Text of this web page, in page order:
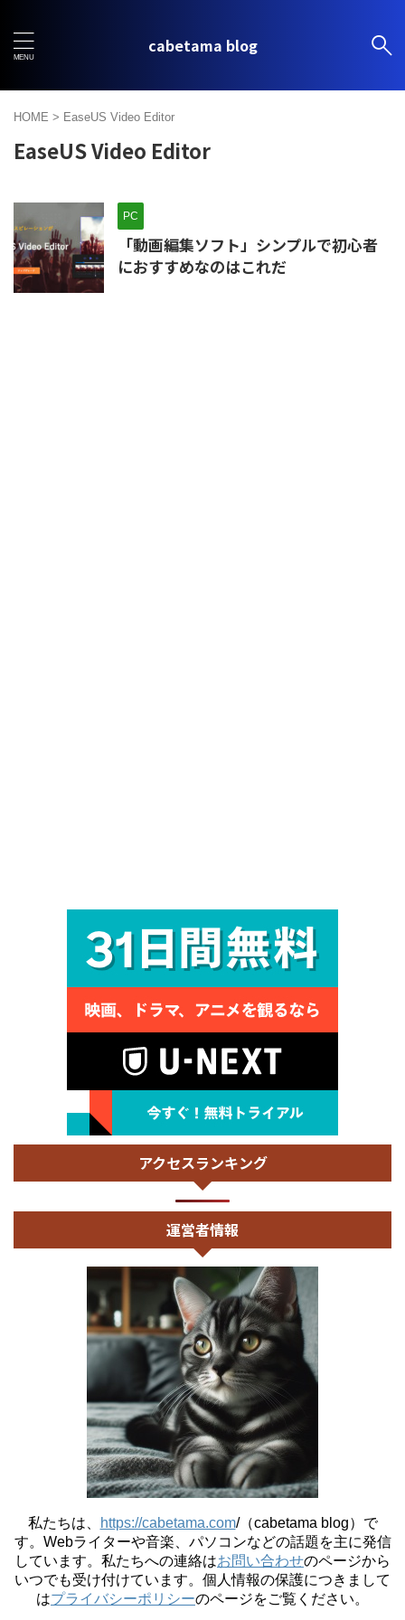
cabetama blog
HOME > EaseUS Video Editor
EaseUS Video Editor
PC
「動画編集ソフト」シンプルで初心者
におすすめなのはこれだ
アクセスランキング
運営者情報
私たちは、 https://cabetama.com/（cabetama blog）で
す。 Webライターや音楽、パソコンなどの話題を主に発信
しています。私たちへの連絡はお問い合わせのページから
いつでも受け付けています。個人情報の保護につきまして
はプライバシーポリシーのページをご覧ください。